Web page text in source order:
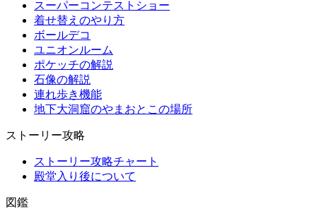
スーパーコンテストショー
着せ替えのやり方
ボールデコ
ユニオンルーム
ポケッチの解説
石像の解説
連れ歩き機能
地下大洞窟のやまおとこの場所
ストーリー攻略
ストーリー攻略チャート
殿堂入り後について
図鑑